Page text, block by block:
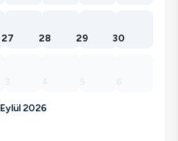
27 28 29 30
Eylül 2026